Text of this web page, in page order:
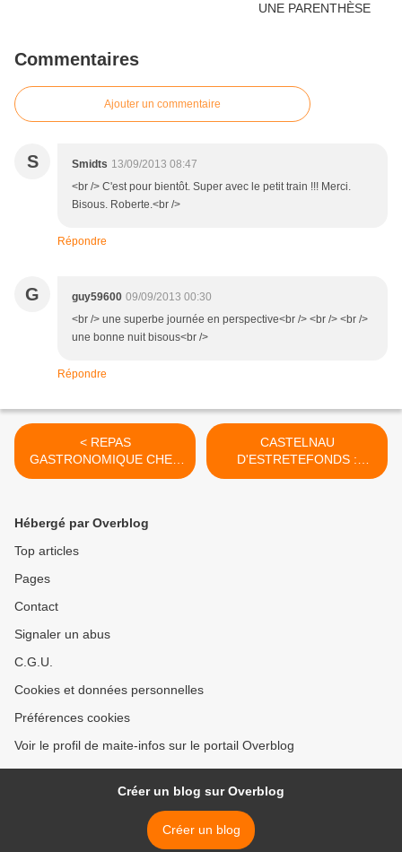
Commentaires
Ajouter un commentaire
S Smidts 13/09/2013 08:47
<br /> C'est pour bientôt. Super avec le petit train !!! Merci.
Bisous. Roberte.<br />
Répondre
G guy59600 09/09/2013 00:30
<br /> une superbe journée en perspective<br /> <br /> <br />
une bonne nuit bisous<br />
Répondre
< REPAS
GASTRONOMIQUE CHEZ
SIMON CARLIER (MASTER
CASTELNAU
D'ESTRETEFONDS :
PORTES OUVERTES >
Hébergé par Overblog
Top articles
Pages
Contact
Signaler un abus
C.G.U.
Cookies et données personnelles
Préférences cookies
Voir le profil de maite-infos sur le portail Overblog
Créer un blog sur Overblog
Créer un blog